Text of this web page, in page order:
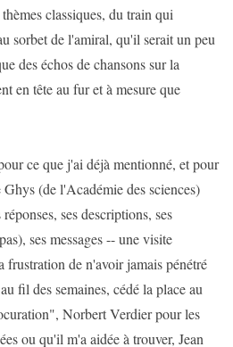
classiques, du train qui
sorbet de l'amiral, qu'il serait un peu
des échos de chansons sur la
en tête au fur et à mesure que
ce que j'ai déjà mentionné, et pour
(de l'Académie des sciences)
ses descriptions, ses
ses messages -- une visite
frustration de n'avoir jamais pénétré
fil des semaines, cédé la place au
Norbert Verdier pour les
ou qu'il m'a aidée à trouver, Jean